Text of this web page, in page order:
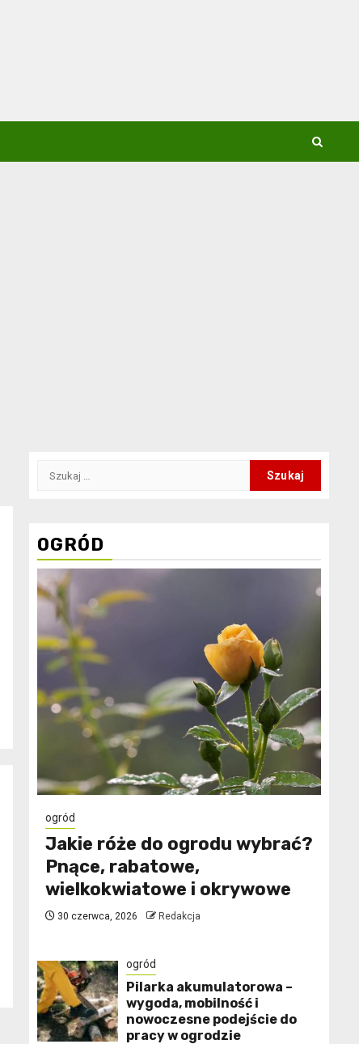
Szukaj:
OGRÓD
ogród
Jakie róże do ogrodu wybrać?
Pnące, rabatowe,
wielkokwiatowe i okrywowe
30 czerwca, 2026 Redakcja
ogród
Pilarka akumulatorowa –
wygoda, mobilność i
nowoczesne podejście do
pracy w ogrodzie